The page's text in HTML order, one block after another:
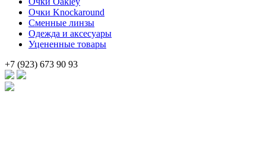
Очки Knockaround
Сменные линзы
Одежда и аксесуары
Уцененные товары
+7 (923) 673 90 93